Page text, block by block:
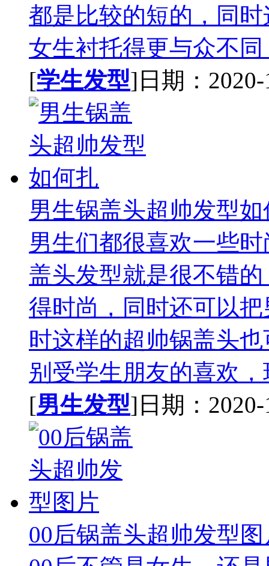
都是比较的短的，同
女生衬托得更与众不同
[学生发型]日期：2020-
男生锅盖头超帅发型
男生们都很喜欢一些
盖头发型就是很不错
得时尚，同时还可以
时这样的超帅锅盖头
别受学生朋友的喜欢
[男生发型]日期：2020-
00后锅盖头超帅发型图